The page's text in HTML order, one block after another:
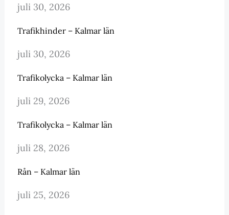
juli 30, 2026
Trafikhinder – Kalmar län
juli 30, 2026
Trafikolycka – Kalmar län
juli 29, 2026
Trafikolycka – Kalmar län
juli 28, 2026
Rån – Kalmar län
juli 25, 2026